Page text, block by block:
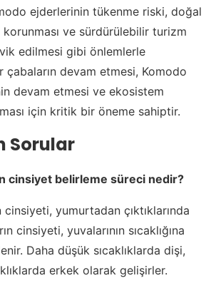
ejderlerinin tükenme riski, doğal
korunması ve sürdürülebilir turizm
edilmesi gibi önlemlerle
çabaların devam etmesi, Komodo
devam etmesi ve ekosistem
için kritik bir öneme sahiptir.
Sorular
cinsiyet belirleme süreci nedir?
yumurtadan çıktıklarında
cinsiyeti, yuvalarının sıcaklığına
Daha düşük sıcaklıklarda dişi,
erkek olarak gelişirler.